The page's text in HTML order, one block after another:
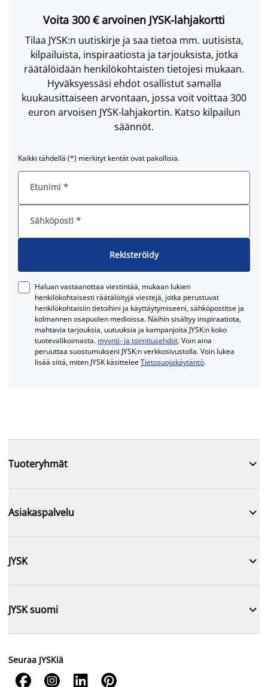
Voita 300 € arvoinen JYSK-lahjakortti
Tilaa JYSK:n uutiskirje ja saa tietoa mm. uutisista,
kilpailuista, inspiraatiosta ja tarjouksista, jotka
räätälöidään henkilökohtaisten tietojesi mukaan.
Hyväksyessäsi ehdot osallistut samalla
kuukausittaiseen arvontaan, jossa voit voittaa 300
euron arvoisen JYSK-lahjakortin. Katso kilpailun
säännöt.
Kaikki tähdellä (*) merkityt kentät ovat pakollisia.
Etunimi *
Sähköposti *
Rekisteröidy
Haluan vastaanottaa viestintää, mukaan lukien
henkilökohtaisesti räätälöityjä viestejä, jotka perustuvat
henkilökohtaisiin tietoihini ja käyttäytymiseeni, sähköpostitse ja
kolmannen osapuolen medioissa. Näihin sisältyy inspiraatiota,
mahtavia tarjouksia, uutuuksia ja kampanjoita JYSK:n koko
tuotevalikoimasta. myynti- ja toimitusehdot. Voin aina
peruuttaa suostumukseni JYSK:n verkkosivustolla. Voin lukea
lisää siitä, miten JYSK käsitteleeTietosuojakäytäntö.
Tuoteryhmät 
Asiakaspalvelu 
JYSK 
JYSK suomi 
Seuraa JYSKiä
   